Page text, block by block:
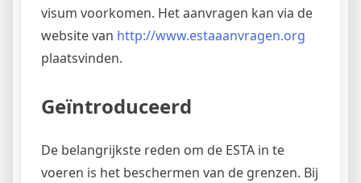
visum voorkomen. Het aanvragen kan via de
website van http://www.estaaanvragen.org
plaatsvinden.
Geïntroduceerd
De belangrijkste reden om de ESTA in te
voeren is het beschermen van de grenzen. Bij